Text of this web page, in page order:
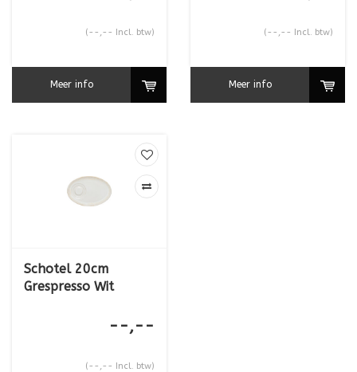
(--,-- Incl. btw)
Meer info
(--,-- Incl. btw)
Meer info
Schotel 20cm
Grespresso Wit
--,--
(--,-- Incl. btw)